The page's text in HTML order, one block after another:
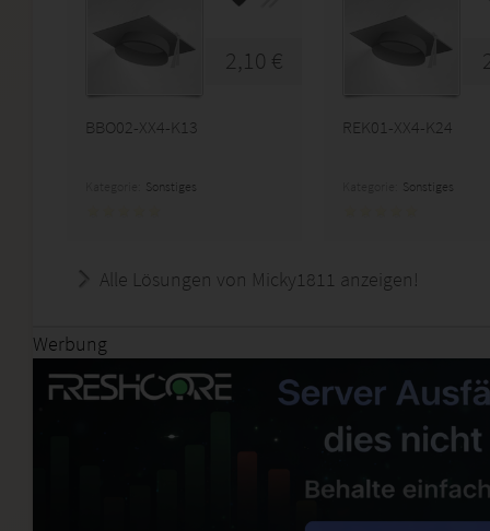
2,10 €
BBO02-XX4-K13
Sonstiges
REK01-XX4-K24
Sonstiges
Alle Lösungen von Micky1811 anzeigen!
Werbung